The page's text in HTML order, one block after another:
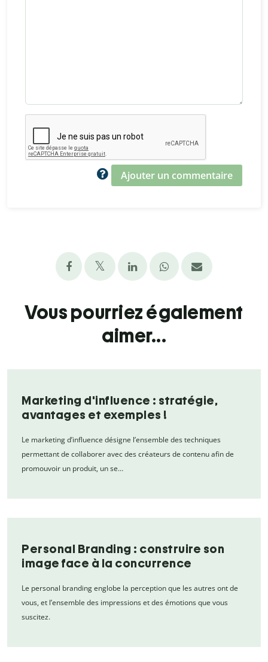
Ajouter un commentaire
Vous pourriez également
aimer...
Marketing d'influence : stratégie,
avantages et exemples !
Le marketing d’influence désigne l’ensemble des techniques
permettant de collaborer avec des créateurs de contenu afin de
promouvoir un produit, un se…
Personal Branding : construire son
image face à la concurrence
Le personal branding englobe la perception que les autres ont de
vous, et l’ensemble des impressions et des émotions que vous
suscitez.